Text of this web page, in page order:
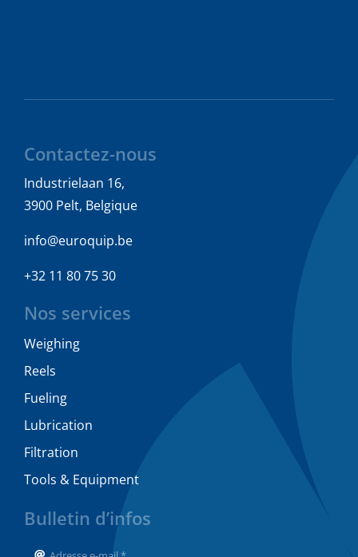
Contactez-nous
Industrielaan 16,
3900 Pelt, Belgique
info@euroquip.be
+32 11 80 75 30
Nos services
Weighing
Reels
Fueling
Lubrication
Filtration
Tools & Equipment
Bulletin d’infos